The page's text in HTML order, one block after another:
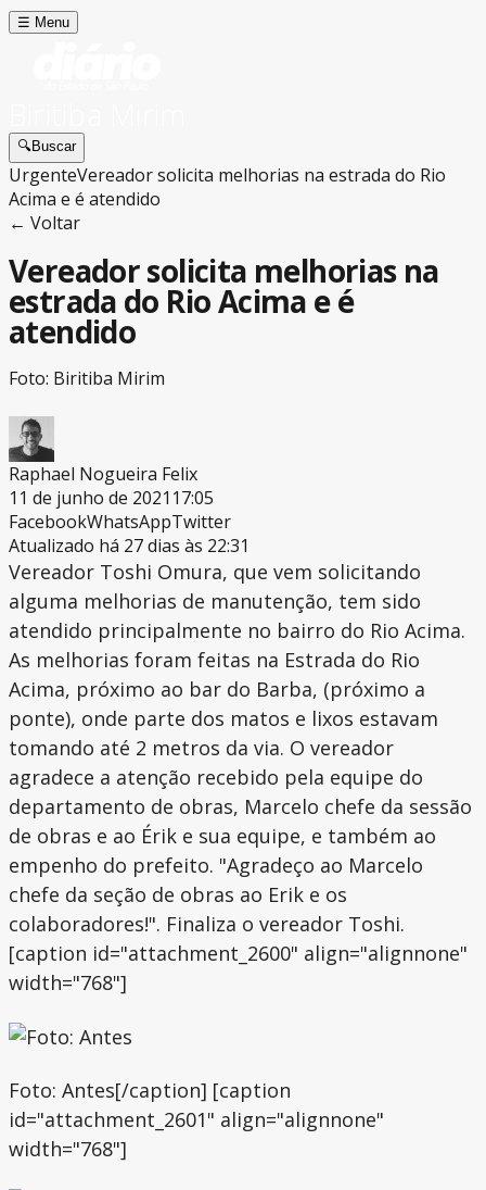
☰ Menu
🔍Buscar
UrgenteVereador solicita melhorias na estrada do Rio
Acima e é atendido
← Voltar
Vereador solicita melhorias na
estrada do Rio Acima e é
atendido
Foto: Biritiba Mirim
Raphael Nogueira Felix
11 de junho de 2021 17:05
FacebookWhatsAppTwitter
Atualizado há 27 dias às 22:31
Vereador Toshi Omura, que vem solicitando
alguma melhorias de manutenção, tem sido
atendido principalmente no bairro do Rio Acima.
As melhorias foram feitas na Estrada do Rio
Acima, próximo ao bar do Barba, (próximo a
ponte), onde parte dos matos e lixos estavam
tomando até 2 metros da via. O vereador
agradece a atenção recebido pela equipe do
departamento de obras, Marcelo chefe da sessão
de obras e ao Érik e sua equipe, e também ao
empenho do prefeito. "Agradeço ao Marcelo
chefe da seção de obras ao Erik e os
colaboradores!". Finaliza o vereador Toshi.
[caption id="attachment_2600" align="alignnone"
width="768"]
Foto: Antes[/caption] [caption
id="attachment_2601" align="alignnone"
width="768"]